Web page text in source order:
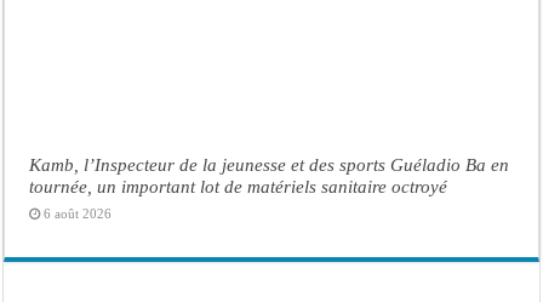
Kamb, l’Inspecteur de la jeunesse et des sports Guéladio Ba en
tournée, un important lot de matériels sanitaire octroyé
6 août 2026